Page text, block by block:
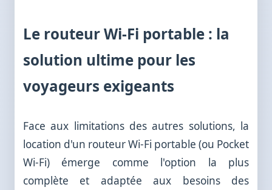
Le routeur Wi-Fi portable : la
solution ultime pour les
voyageurs exigeants
Face aux limitations des autres solutions, la
location d'un routeur Wi-Fi portable (ou Pocket
Wi-Fi) émerge comme l'option la plus
complète et adaptée aux besoins des